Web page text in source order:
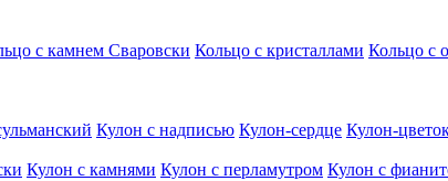
с камнем Сваровски Кольцо с кристаллами Кольцо с
Кулон с надписью Кулон-сердце Кулон-
Кулон с камнями Кулон с перламутром Кулон с